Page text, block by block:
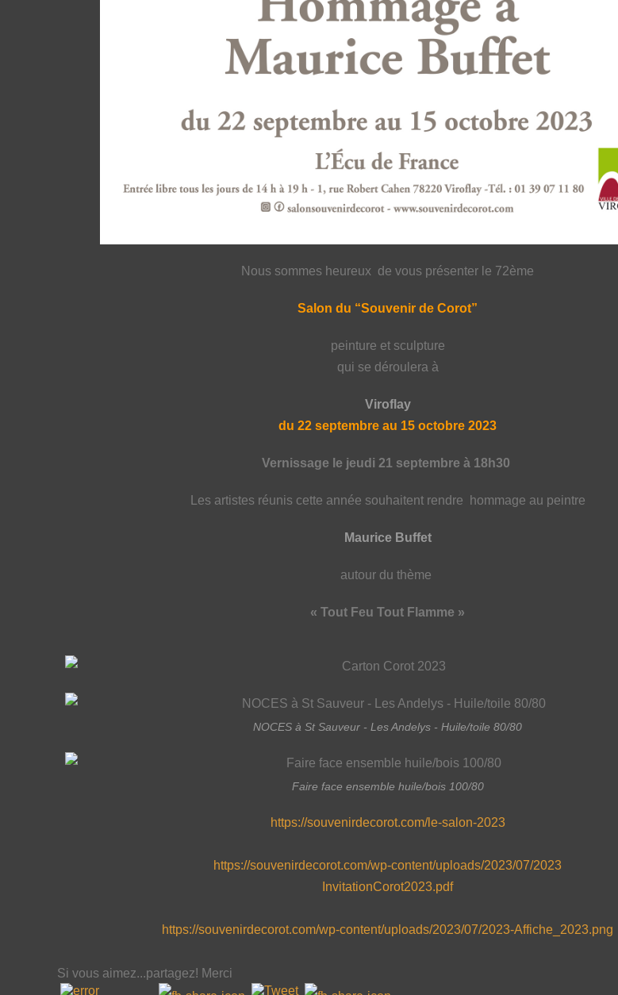
Nous sommes heureux de vous présenter le 72ème
Salon du “Souvenir de Corot”
peinture et sculpture
qui se déroulera à
Viroflay
du 22 septembre au 15 octobre 2023
Vernissage le jeudi 21 septembre à 18h30
Les artistes réunis cette année souhaitent rendre hommage au peintre
Maurice Buffet
autour du thème
« Tout Feu Tout Flamme »
NOCES à St Sauveur - Les Andelys - Huile/toile 80/80
Faire face ensemble huile/bois 100/80
https://souvenirdecorot.com/le-salon-2023
https://souvenirdecorot.com/wp-content/uploads/2023/07/2023
InvitationCorot2023.pdf
https://souvenirdecorot.com/wp-content/uploads/2023/07/2023-Affiche_2023.png
Si vous aimez...partagez! Merci